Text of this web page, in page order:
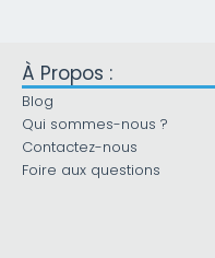
À Propos :
Blog
Qui sommes-nous ?
Contactez-nous
Foire aux questions